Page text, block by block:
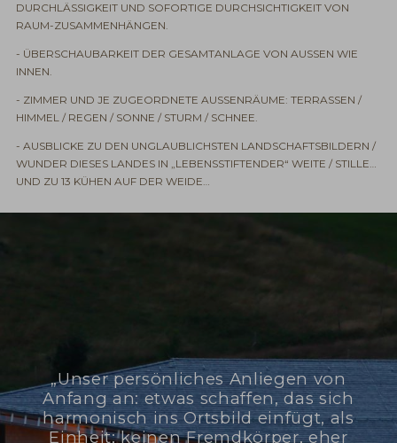
DURCHLÄSSIGKEIT UND SOFORTIGE DURCHSICHTIGKEIT VON
RAUM-ZUSAMMENHÄNGEN.
- ÜBERSCHAUBARKEIT DER GESAMTANLAGE VON AUSSEN WIE
INNEN.
- ZIMMER UND JE ZUGEORDNETE AUSSENRÄUME: TERRASSEN /
HIMMEL / REGEN / SONNE / STURM / SCHNEE.
- AUSBLICKE ZU DEN UNGLAUBLICHSTEN LANDSCHAFTSBILDERN /
WUNDER DIESES LANDES IN „LEBENSSTIFTENDER“ WEITE / STILLE…
UND ZU 13 KÜHEN AUF DER WEIDE…
„Unser persönliches Anliegen von
Anfang an: etwas schaffen, das sich
harmonisch ins Ortsbild einfügt, als
Einheit; keinen Fremdkörper, eher